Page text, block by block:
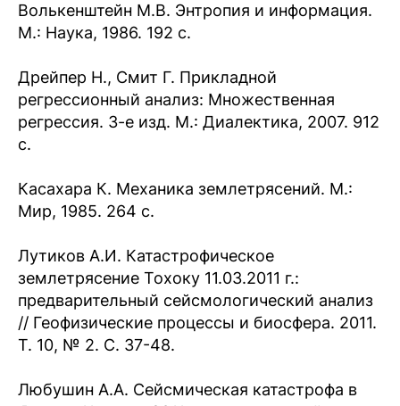
Волькенштейн M.В. Энтропия и информация.
М.: Наука, 1986. 192 с.
Дрейпер Н., Смит Г. Прикладной
регрессионный анализ: Множественная
регрессия. 3-е изд. М.: Диалектика, 2007. 912
с.
Касахара К. Механика землетрясений. М.:
Мир, 1985. 264 с.
Лутиков А.И. Катастрофическое
землетрясение Тохоку 11.03.2011 г.:
предварительный сейсмологический анализ
// Геофизические процессы и биосфера. 2011.
Т. 10, № 2. С. 37-48.
Любушин А.А. Сейсмическая катастрофа в